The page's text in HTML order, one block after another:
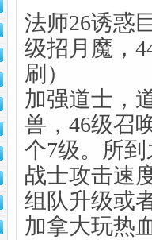
法师26诱惑
级招月魔，
刷）
加强道士，
兽，46级召
个7级。所
战士攻击速
组队升级或
加拿大玩热